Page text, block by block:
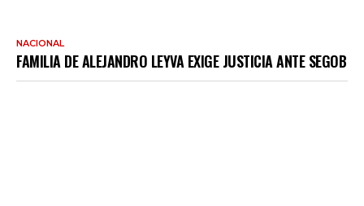
NACIONAL
FAMILIA DE ALEJANDRO LEYVA EXIGE JUSTICIA ANTE SEGOB